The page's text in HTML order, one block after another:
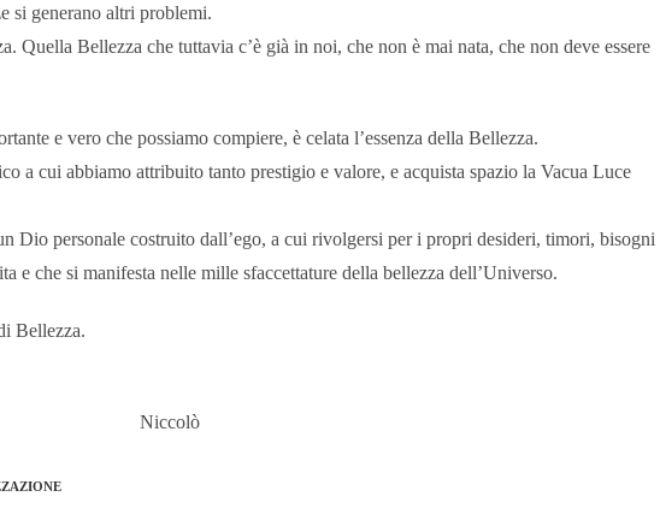
si generano altri problemi.
Quella Bellezza che tuttavia c’è già in noi, che non è mai nata, che non deve essere
e vero che possiamo compiere, è celata l’essenza della Bellezza.
a cui abbiamo attribuito tanto prestigio e valore, e acquista spazio la Vacua Luce
Dio personale costruito dall’ego, a cui rivolgersi per i propri desideri, timori, bisogni
e che si manifesta nelle mille sfaccettature della bellezza dell’Universo.
Bellezza.
Niccolò